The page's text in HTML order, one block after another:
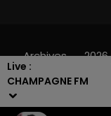
Live :
CHAMPAGNE FM
Archives 2026